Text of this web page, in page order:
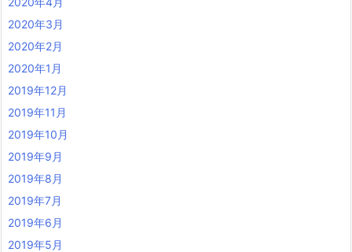
2020年3月
2020年2月
2020年1月
2019年12月
2019年11月
2019年10月
2019年9月
2019年8月
2019年7月
2019年6月
2019年5月